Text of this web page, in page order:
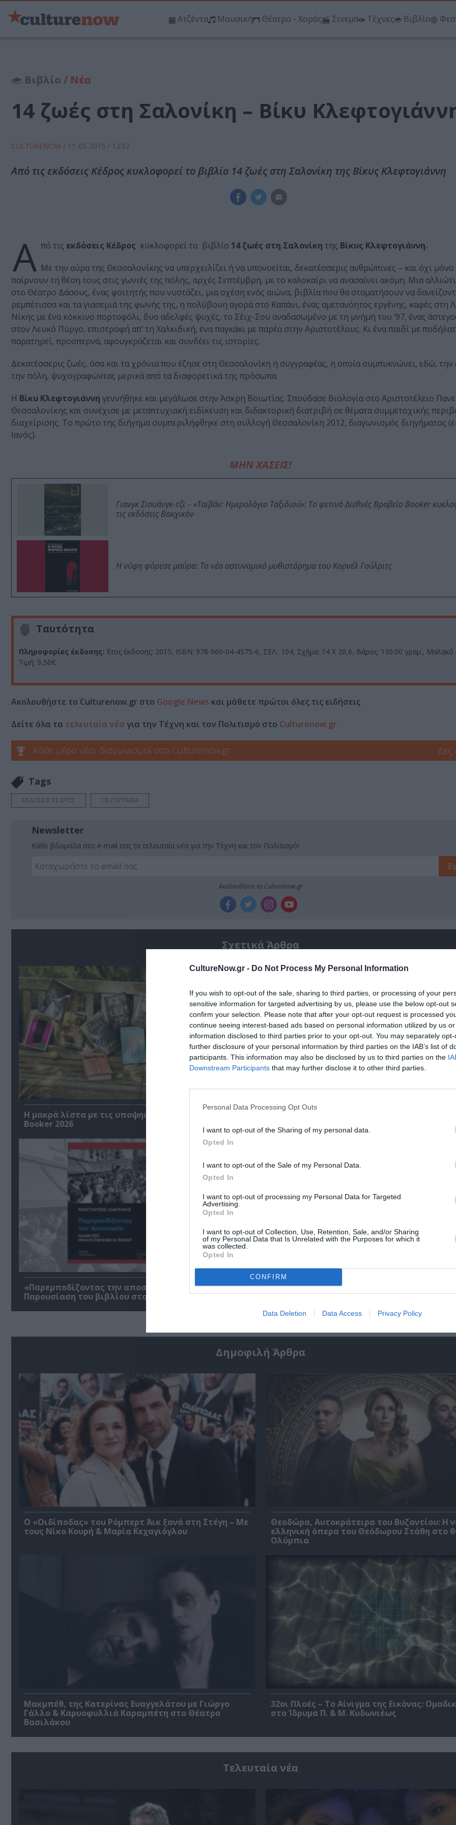
CultureNow.gr - Do Not Process My Personal Information
If you wish to opt-out of the sale, sharing to third parties, or processing of your
sensitive information for targeted advertising by us, please use the below opt-out
confirm your selection. Please note that after your opt-out request is processed
continue seeing interest-based ads based on personal information utilized by us
information disclosed to third parties prior to your opt-out. You may separately
further disclosure of your personal information by third parties on the IAB’s list of
participants. This information may also be disclosed by us to third parties on the
Downstream Participants that may further disclose it to other third parties.
Personal Data Processing Opt Outs
I want to opt-out of the Sharing of my personal data.
Opted In
I want to opt-out of the Sale of my Personal Data.
Opted In
I want to opt-out of processing my Personal Data for Targeted
Advertising.
Opted In
I want to opt-out of Collection, Use, Retention, Sale, and/or Sharing
of my Personal Data that Is Unrelated with the Purposes for which it
was collected.
Opted In
CONFIRM
Data Deletion Data Access Privacy Policy
Ατζέντα Μουσική Θέατρο - Χορός Σινεμά Τέχνες Βιβλίο
Βιβλίο / Νέα
14 ζωές στη Σαλονίκη – Βίκυ
CULTURENOW / 11-05-2015 / 12:57
Από τις εκδόσεις Κέδρος κυκλοφορεί το βιβλίο 14 ζωές στη Σαλονίκη της Βίκυς Κλεφτογιάννη
Α πό τις εκδόσεις Κέδρος κυκλοφορεί το βιβλίο 14 ζωές στη Σαλονίκη της Βίκυς Κλεφτογιάννη.
Με την αύρα της Θεσσαλονίκης να υπερχειλίζει ή να υπονοείται, δεκατέσσερις ανθρώπινες – και όχι μόνο
παίρνουν τη θέση τους στις γωνιές της πόλης, αρχές Σεπτέμβρη, με το καλοκαίρι να ανασαίνει ακόμη. Μια
στο Θέατρο Δάσους, ένας φοιτητής που νυστάζει, μια σχέση ενός αιώνα, βιβλία που θα σταματήσουν να
ρεμπέτισσα και τα γιασεμιά της φωνής της, η πολύβουη αγορά στο Καπάνι, ένας αμετανόητος εργένης, καφές στη
Νίκης με ένα κόκκινο πορτοφόλι, δυο αδελφές ψυχές, το Σέιχ-Σου αναδασωμένο με τη μνήμη του ’97, ένας
στον Λευκό Πύργο, επιστροφή απ’ τη Χαλκιδική, ένα παγκάκι με παρέα στην Αριστοτέλους. Κι ένα παιδί με
παρατηρεί, προσπερνά, αφουγκράζεται και συνδέει τις ιστορίες.
Δεκατέσσερις ζωές, όσα και τα χρόνια που έζησε στη Θεσσαλονίκη η συγγραφέας, η οποία συμπυκνώνει, εδώ, την
την πόλη, ψυχογραφώντας μερικά από τα διαφορετικά της πρόσωπα.
Η Βίκυ Κλεφτογιάννη γεννήθηκε και μεγάλωσε στην Άσκρη Βοιωτίας. Σπούδασε Βιολογία στο Αριστοτέλειο
Θεσσαλονίκης και συνέχισε με μεταπτυχιακή ειδίκευση και διδακτορική διατριβή σε θέματα συμμετοχικής
διαχείρισης. Το πρώτο της διήγημα συμπεριλήφθηκε στη συλλογή Θεσσαλονίκη 2012, διαγωνισμός διηγήματος
Ιανός).
ΜΗΝ ΧΑΣΕΙΣ!
Γιανγκ Σιουάνγκ-τζι – «Ταϊβάν: Ημερολόγιο Ταξιδιού»: Το φετινό Διεθνές Βραβείο Booker
τις εκδόσεις Βακχικόν
Η νύφη φόρεσε μαύρα: Το νέο αστυνομικό μυθιστόρημα του Κορνέλ Γούλριτς
Ταυτότητα
Πληροφορίες έκδοσης: Έτος έκδοσης: 2015, ISBN: 978-960-04-4575-6, ΣΕΛ.: 104, Σχήμα: 14 Χ 20,6, Βάρος: 130.00 γραμ.,
Τιμή: 9,50€
Ακολουθήστε το Culturenow.gr στο Google News και μάθετε πρώτοι όλες τις ειδήσεις
Δείτε όλα τα τελευταία νέα για την Τέχνη και τον Πολιτισμό στο Culturenow.gr
Κάθε μέρα νέοι διαγωνισμοί στο Culturenow.gr Δες
Tags
ΕΚΔΟΣΕΙΣ ΚΕΔΡΟΣ ΠΕΖΟΓΡΑΦΙΑ
Newsletter
Κάθε βδομάδα στο e-mail σας τα τελευταία νέα για την Τέχνη και τον Πολιτισμό!
Ακολουθήστε το Culturenow.gr
Σχετικά Άρθρα
Η μακρά λίστα με τις υποψηφιότητες για το Βραβείο
Booker 2026
Έκθεση Βιβλίου 2026 στο Ναύπλιο
«Παρεμποδίζοντας την αποστασία, Ιουλιανά 1965»:
Παρουσίαση του βιβλίου στο Μεταξουργείο
Σπύρος Κακατσάκης – Ανακρίνοντας το
Παρουσίαση του βιβλίου στα Public
Δημοφιλή Άρθρα
O «Οιδίποδας» του Ρόμπερτ Άικ ξανά στη Στέγη – Με
τους Νίκο Κουρή & Μαρία Κεχαγιόγλου
Θεοδώρα, Αυτοκράτειρα του Βυζαντίου: Η
ελληνική όπερα του Θεόδωρου Στάθη στο
Ολύμπια
Μακμπέθ, της Κατερίνας Ευαγγελάτου με Γιώργο
Γάλλο & Καρυοφυλλιά Καραμπέτη στο Θέατρο
Βασιλάκου
32οι Πλοές – Το Αίνιγμα της Εικόνας:
στο Ίδρυμα Π. & Μ. Κυδωνιέως
Τελευταία νέα